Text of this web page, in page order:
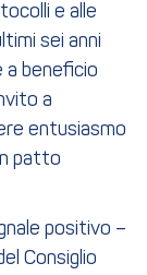
e alle
sei anni
a beneficio
a
entusiasmo
patto
positivo –
Consiglio